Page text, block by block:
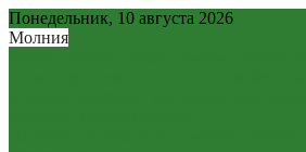
Понедельник, 10 августа 2026
Молния